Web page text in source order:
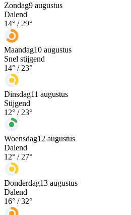
Zondag9 augustus
Dalend
14° / 29°
Maandag10 augustus
Snel stijgend
14° / 23°
Dinsdag11 augustus
Stijgend
12° / 23°
Woensdag12 augustus
Dalend
12° / 27°
Donderdag13 augustus
Dalend
16° /32°